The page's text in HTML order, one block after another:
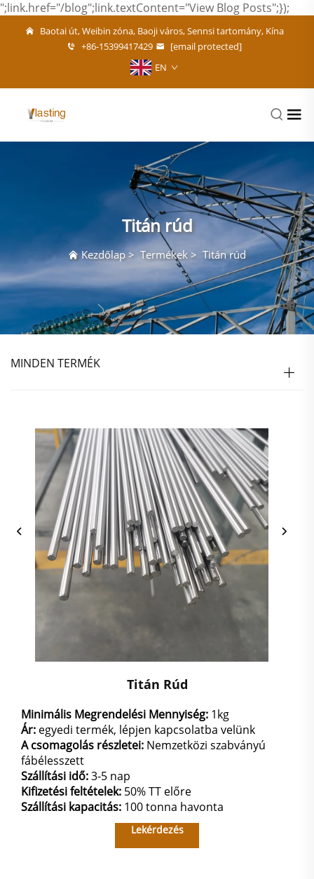
";link.href="/blog";link.textContent="View Blog Posts";});
Baotai út, Weibin zóna, Baoji város, Sennsi tartomány, Kína
+86-15399417429
[email protected]
EN
Titán rúd
Kezdőlap>Termékek > Titán rúd
MINDEN TERMÉK
Titán Rúd
Minimális Megrendelési Mennyiség: 1kg
Ár: egyedi termék, lépjen kapcsolatba velünk
A csomagolás részletei: Nemzetközi szabványú
fábélesszett
Szállítási idő:3-5 nap
Kifizetési feltételek: 50% TT előre
Szállítási kapacitás: 100 tonna havonta
Lekérdezés